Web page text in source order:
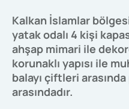
Kalkan İslamlar
yatak odalı 4 kişi
ahşap mimari ile
korunaklı yapısı ile
balayı çiftleri
arasındadır.